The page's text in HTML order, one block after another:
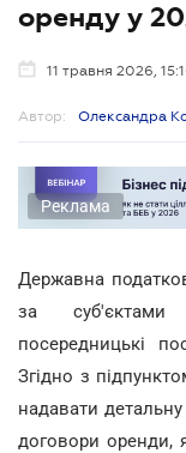
оренду у
11 травня 2026,
Автор: Олександра
Реклама
Державна
за суб'єктами
посередницькі
Згідно з
надавати
договори оренди,